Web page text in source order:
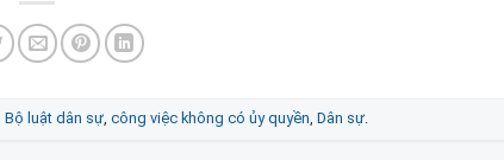
Bộ luật dân sự, công việc không có ủy quyền, Dân sự.